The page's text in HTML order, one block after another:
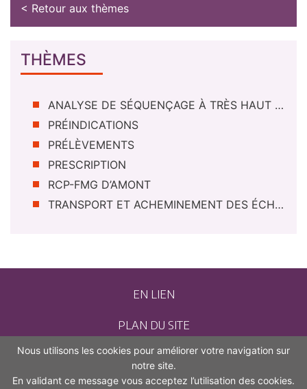
< Retour aux thèmes
THÈMES
ANALYSE DE SÉQUENÇAGE À TRÈS HAUT DÉBIT (STHD)
PRÉINDICATIONS
PRÉLÈVEMENTS
PRESCRIPTION
RCP-FMG D’AMONT
TRANSPORT ET ACHEMINEMENT DES ÉCHANTILLONS
EN LIEN
PLAN DU SITE
CONTACT
Nous utilisons les cookies pour améliorer votre navigation sur
notre site.
En validant ce message vous acceptez l’utilisation des cookies.